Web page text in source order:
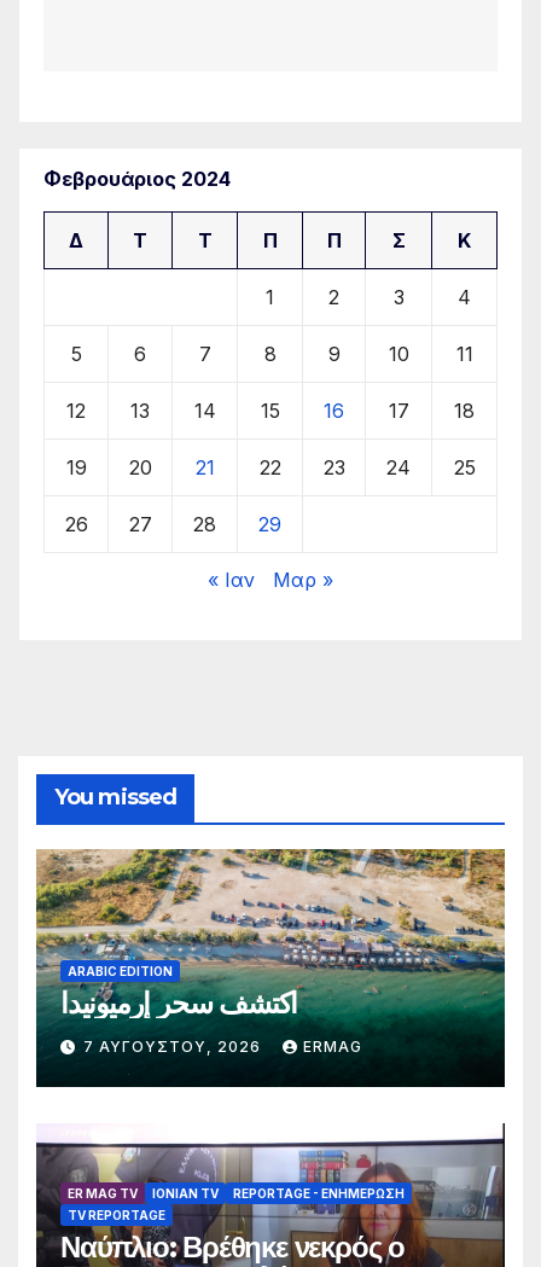
Φεβρουάριος 2024
Δ Τ Τ Π Π Σ Κ
1 2 3 4
5 6 7 8 9 10 11
12 13 14 15 16 17 18
19 20 21 22 23 24 25
26 27 28 29
« Ιαν Μαρ »
You missed
ARABIC EDITION
اكتشف سحر إرميونيدا
7 ΑΥΓΟΎΣΤΟΥ, 2026 ERMAG
ER MAG TV IONIAN TV
REPORTAGE - EΝΗΜΈΡΩΣΗ
TV REPORTAGE
Ναύπλιο: Βρέθηκε νεκρός ο